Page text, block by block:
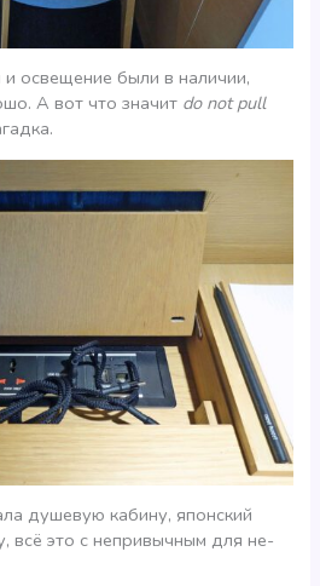
и освещение были в наличии,
А вот что значит do not pull
душевую кабину, японский
всё это с непривычным для не-